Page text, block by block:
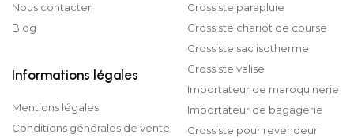
Nous contacter
Blog
Informations légales
Mentions légales
Conditions générales de vente
Grossiste parapluie
Grossiste chariot de course
Grossiste sac isotherme
Grossiste valise
Importateur de maroquinerie
Importateur de bagagerie
Grossiste pour revendeur